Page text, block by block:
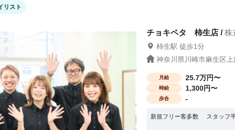
リスト
チョキペタ 柿生店 /株
柿生駅 徒歩1分
神奈川県川崎市麻生区
月給 25.7万円〜
時給 1,300円〜
歩合 -
新規フリー客多数 スタッフ